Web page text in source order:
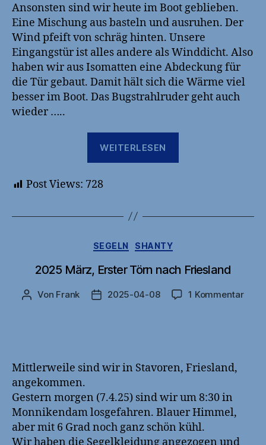
Ansonsten sind wir heute im Boot geblieben.
Eine Mischung aus basteln und ausruhen. Der
Wind pfeift von schräg hinten. Unsere
Eingangstür ist alles andere als Winddicht. Also
haben wir aus Isomatten eine Abdeckung für
die Tür gebaut. Damit hält sich die Wärme viel
besser im Boot. Das Bugstrahlruder geht auch
wieder …..
WEITERLESEN
Update
Post Views: 728
Kategorien
SEGELN SHANTY
2025 März, Erster Törn nach Friesland
Beitragsautor
Von Frank Veröffentlichungsdatum
2025-04-08 1 Kommentarzu
Mittlerweile sind wir in Stavoren, Friesland,
angekommen.
Gestern morgen (7.4.25) sind wir um 8:30 in
Monnikendam losgefahren. Blauer Himmel,
aber mit 6 Grad noch ganz schön kühl.